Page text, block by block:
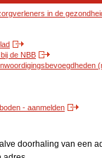
in de
de NBB
- aanmelden
doorhaling van een